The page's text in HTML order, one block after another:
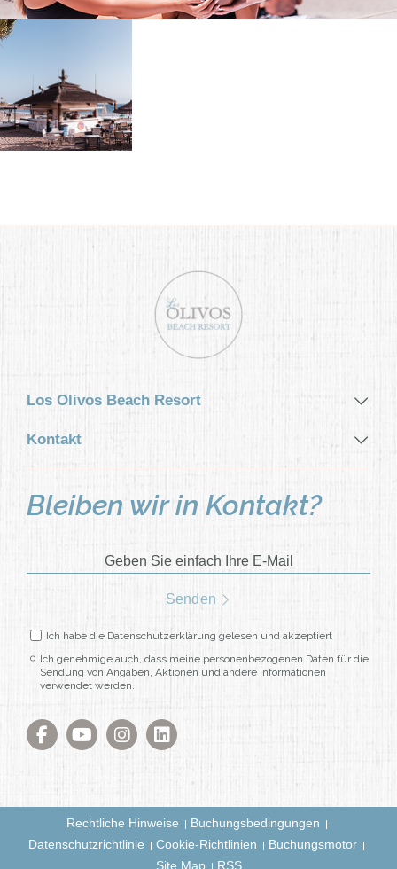
Los Olivos Beach Resort
Kontakt
Bleiben wir in Kontakt?
Geben Sie einfach Ihre E-Mail
Senden
Ich habe die Datenschutzerklärung gelesen und akzeptiert
Ich genehmige auch, dass meine personenbezogenen Daten für die
Sendung von Angaben, Aktionen und andere Informationen
verwendet werden.
Rechtliche Hinweise
Buchungsbedingungen
Datenschutzrichtlinie
Cookie-Richtlinien
Buchungsmotor
Site Map
RSS